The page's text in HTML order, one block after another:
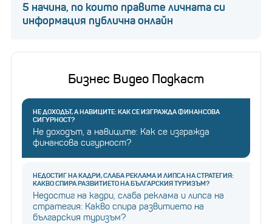
5 начина, по които правите личната си
информация публична онлайн
Бизнес Видео Подкаст
НЕ ДОХОДЪТ, А НАВИЦИТЕ: КАК СЕ ИЗГРАЖДА ФИНАНСОВА
СИГУРНОСТ?
Не доходът, а навиците: Как се изгражда
финансова сигурност?
НЕДОСТИГ НА КАДРИ, СЛАБА РЕКЛАМА И ЛИПСА НА СТРАТЕГИЯ:
КАКВО СПИРА РАЗВИТИЕТО НА БЪЛГАРСКИЯ ТУРИЗЪМ?
Недостиг на кадри, слаба реклама и липса на
стратегия: Какво спира развитието на
българския туризъм?